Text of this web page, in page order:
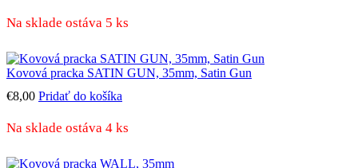
Na sklade ostáva 5 ks
Kovová pracka SATIN GUN, 35mm, Satin Gun
€8,00 Pridať do košíka
Na sklade ostáva 4 ks